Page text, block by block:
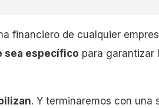
financiero de cualquier
sea específico para garantizar
. Y terminaremos con una